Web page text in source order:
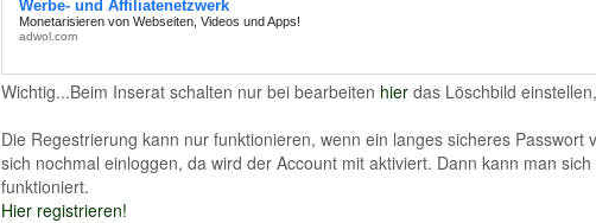
Wichtig...Beim Inserat schalten nur bei bearbeiten hier das Löschbild
Die Regestrierung kann nur funktionieren, wenn ein langes sicheres
sich nochmal einloggen, da wird der Account mit aktiviert. Dann kann man
funktioniert.
Hier registrieren!